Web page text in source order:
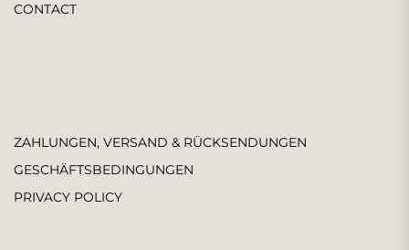
CONTACT
ZAHLUNGEN, VERSAND & RÜCKSENDUNGEN
GESCHÄFTSBEDINGUNGEN
PRIVACY POLICY